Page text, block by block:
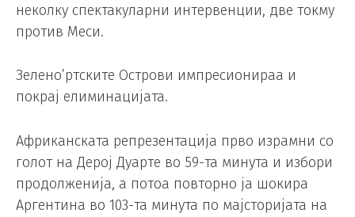
неколку спектакуларни интервенции, две токму
против Меси.
Зелено’ртските Острови импресионираа и
покрај елиминацијата.
Африканската репрезентација прво израмни со
голот на Дерој Дуарте во 59-та минута и избори
продолженија, а потоа повторно ја шокира
Аргентина во 103-та минута по мајсторијата на